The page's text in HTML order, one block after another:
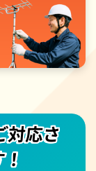
対応さ